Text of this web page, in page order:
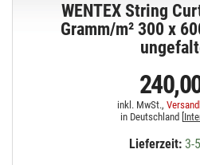
WENTEX String
Gramm/m² 300 x
inkl. MwSt.,
in Deutschland [
Lieferzeit:3-